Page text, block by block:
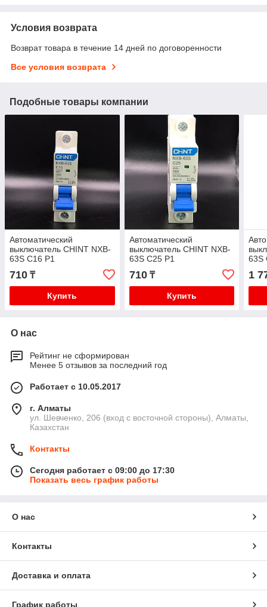
Условия возврата
Возврат товара в течение 14 дней по договоренности
Все условия возврата
Подобные товары компании
Автоматический
выключатель CHINT NXB-
63S С16 Р1
710 ₸
Купить
Автоматический
выключатель CHINT NXB-
63S С25 Р1
710₸
Купить
63S
1
О нас
Рейтинг не сформирован
Менее 5 отзывов за последний год
Работает с 10.05.2017
г. Алматы
ул. Шевченко, 206 (вход с восточной стороны), Алматы,
Казахстан
Контакты
Сегодня работает с 09:00 до 17:30
Показать весь график работы
О нас
Контакты
Доставка и оплата
График работы